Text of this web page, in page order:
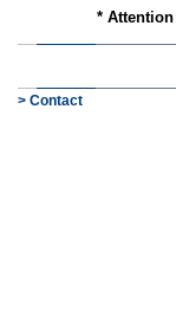
* Attention
> Contact